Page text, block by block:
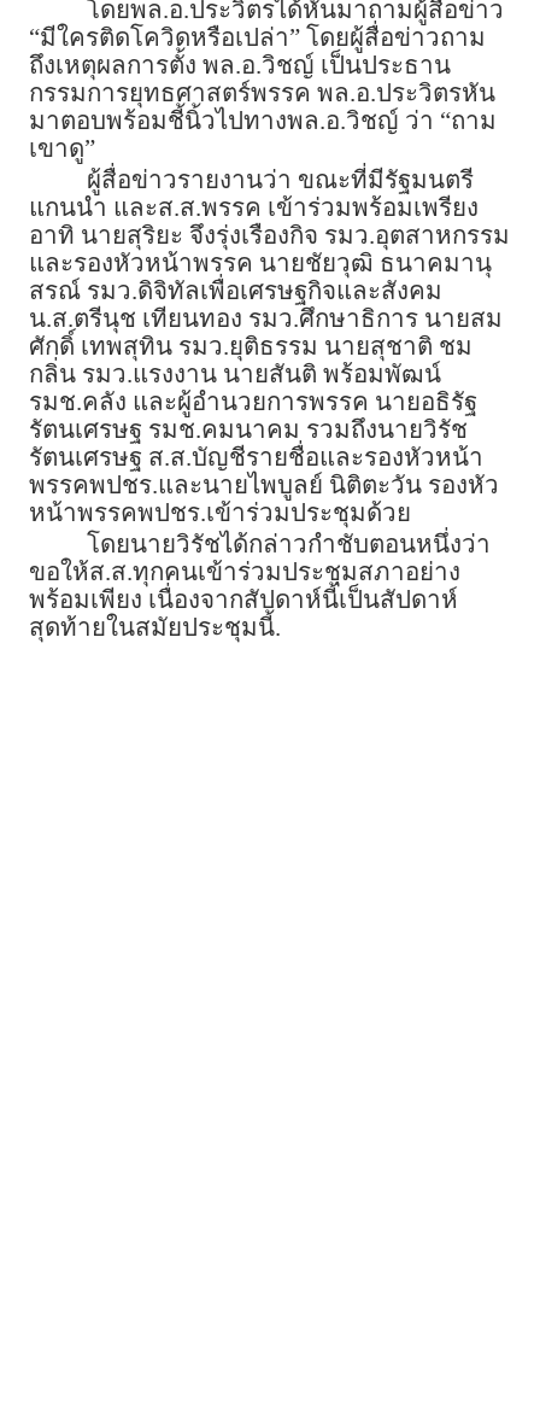
โดยพล.อ.ประวิตรได้หันมาถามผู้สื่อข่าว
“มีใครติดโควิดหรือเปล่า” โดยผู้สื่อข่าวถาม
ถึงเหตุผลการตั้ง พล.อ.วิชญ์ เป็นประธาน
กรรมการยุทธศาสตร์พรรค พล.อ.ประวิตรหัน
มาตอบพร้อมชี้นิ้วไปทางพล.อ.วิชญ์ ว่า “ถาม
เขาดู”
ผู้สื่อข่าวรายงานว่า ขณะที่มีรัฐมนตรี
แกนนำ และส.ส.พรรค เข้าร่วมพร้อมเพรียง
อาทิ นายสุริยะ จึงรุ่งเรืองกิจ รมว.อุตสาหกรรม
และรองหัวหน้าพรรค นายชัยวุฒิ ธนาคมานุ
สรณ์ รมว.ดิจิทัลเพื่อเศรษฐกิจและสังคม
น.ส.ตรีนุช เทียนทอง รมว.ศึกษาธิการ นายสม
ศักดิ์ เทพสุทิน รมว.ยุติธรรม นายสุชาติ ชม
กลิ่น รมว.แรงงาน นายสันติ พร้อมพัฒน์
รมช.คลัง และผู้อำนวยการพรรค นายอธิรัฐ
รัตนเศรษฐ รมช.คมนาคม รวมถึงนายวิรัช
รัตนเศรษฐ ส.ส.บัญชีรายชื่อและรองหัวหน้า
พรรคพปชร.และนายไพบูลย์ นิติตะวัน รองหัว
หน้าพรรคพปชร.เข้าร่วมประชุมด้วย
โดยนายวิรัชได้กล่าวกำชับตอนหนึ่งว่า
ขอให้ส.ส.ทุกคนเข้าร่วมประชุมสภาอย่าง
พร้อมเพียง เนื่องจากสัปดาห์นี้เป็นสัปดาห์
สุดท้ายในสมัยประชุมนี้.